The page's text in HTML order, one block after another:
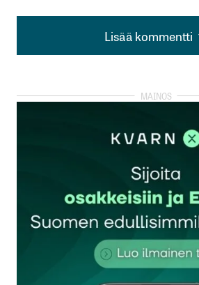
Lisää kommentti
Lisää kommentti
rekisteröityä
Sähköpostiosoitettasi ei julkaista.
kentät on merkitty*